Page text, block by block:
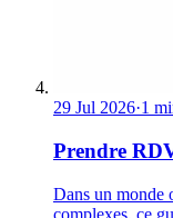
29 Jul 2026·1
Prendre
Dans un monde
complexes, ce